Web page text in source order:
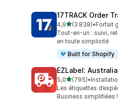
17TRACK Order
4,9étoile(s) sur 5
(3 838)
3838 avis au total
•Forfait
Tout-en-un : suivi,
en toute simplicité
Built for Shopify
EZLabel:
5,0étoile(s) sur 5
(795)
795 avis au total
•
Les étiquettes
Business simplifiées !